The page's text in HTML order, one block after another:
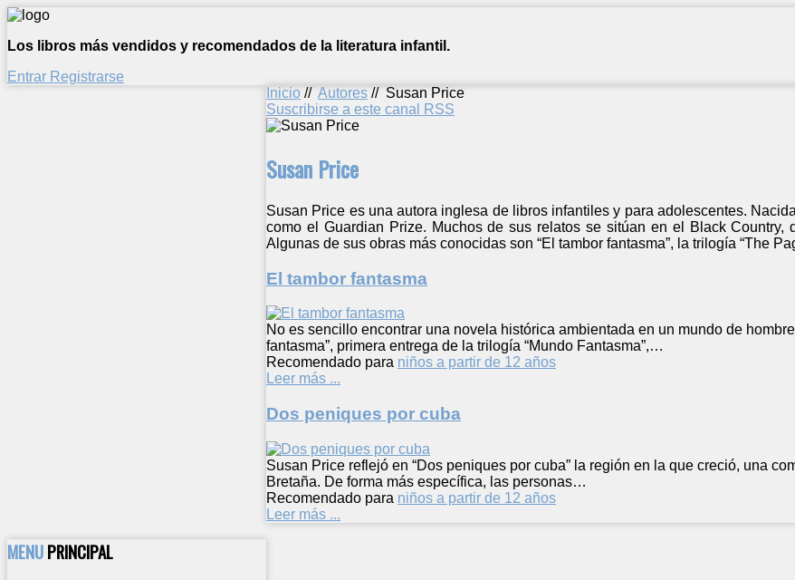
Los libros más vendidos y recomendados de la literatura infantil.
Entrar Registrarse
Inicio // Autores // Susan Price
Suscribirse a este canal RSS
Susan Price
Susan Price es una autora inglesa de libros infantiles y para adolescentes.
como el Guardian Prize. Muchos de sus relatos se sitúan en el Black
Algunas de sus obras más conocidas son “El tambor fantasma”, la trilogía “The
El tambor fantasma
No es sencillo encontrar una novela histórica ambientada en un mundo de
fantasma”, primera entrega de la trilogía “Mundo Fantasma”,…
Recomendado para niños a partir de 12 años
Leer más ...
Dos peniques por cuba
Susan Price reflejó en “Dos peniques por cuba” la región en la que creció, una
Bretaña. De forma más específica, las personas…
Recomendado para niños a partir de 12 años
Leer más ...
MENUPRINCIPAL